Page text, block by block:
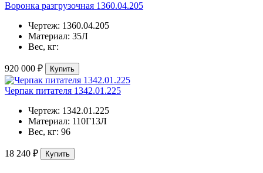
Воронка разгрузочная 1360.04.205
Чертеж: 1360.04.205
Материал: 35Л
Вес, кг:
920 000 ₽ Купить
Черпак питателя 1342.01.225
Чертеж: 1342.01.225
Материал: 110Г13Л
Вес, кг: 96
18 240 ₽ Купить